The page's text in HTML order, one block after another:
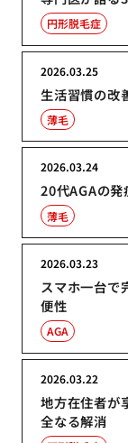
円形脱毛症
生活習慣の改
2026.03.25
薄毛
20代AGAの
2026.03.24
薄毛
スマホ一台で
便性
2026.03.23
AGA
地方在住者が
全なる解消
2026.03.22